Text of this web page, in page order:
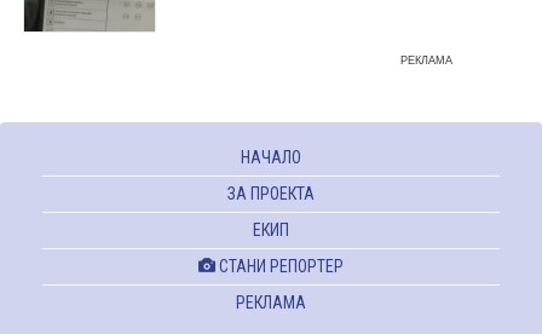
РЕКЛАМА
НАЧАЛО
ЗА ПРОЕКТА
ЕКИП
СТАНИ РЕПОРТЕР
РЕКЛАМА